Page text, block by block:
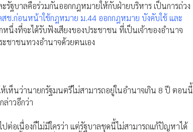
บาลคือร่วมกันออกกฎหมายให้กับฝ่ายบริหาร เป็นการถ่วง
ช.ก่อนหน้าใช้กฎหมาย ม.44 ออกกฎหมาย บังคับใช้ และ
หนึ่งที่จะได้รับฟังเสียงของประชาชน ที่เป็นเจ้าของอำนาจ
ชาชนทวงอำนาจด้วยตนเอง
นว่านายกรัฐมนตรีไม่สามารถอยู่ในอำนาจเกิน 8 ปี ตอนนี้
าวอีกว่า
อเนื่องก็ไม่มีใครว่า แต่รัฐบาลชุดนี้ไม่สามารถแก้ปัญหาได้